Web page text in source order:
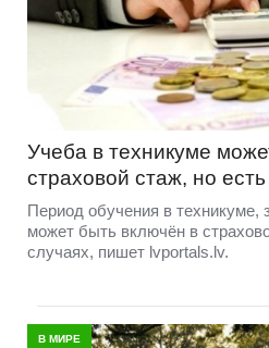
Учеба в техникуме
страховой стаж, но
Период обучения в техникуме,
может быть включён в
случаях, пишет lvportals.lv.
В МИРЕ